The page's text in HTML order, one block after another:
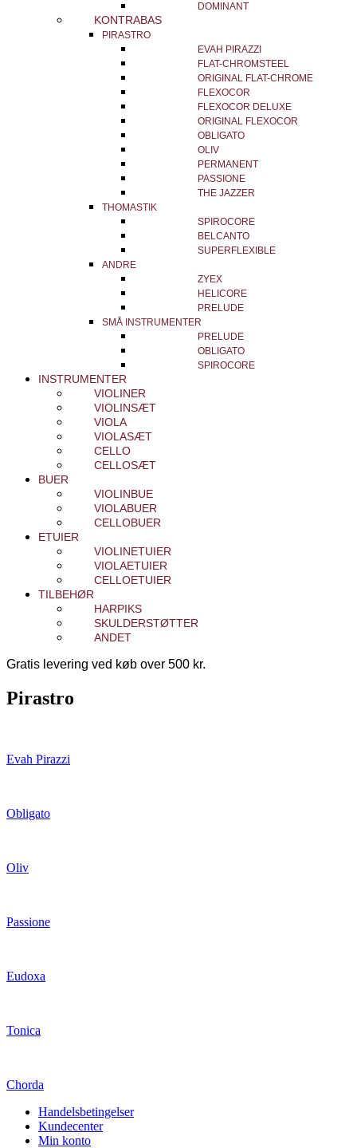
DOMINANT
KONTRABAS
PIRASTRO
EVAH PIRAZZI
FLAT-CHROMSTEEL
ORIGINAL FLAT-CHROME
FLEXOCOR
FLEXOCOR DELUXE
ORIGINAL FLEXOCOR
OBLIGATO
OLIV
PERMANENT
PASSIONE
THE JAZZER
THOMASTIK
SPIROCORE
BELCANTO
SUPERFLEXIBLE
ANDRE
ZYEX
HELICORE
PRELUDE
SMÅ INSTRUMENTER
PRELUDE
OBLIGATO
SPIROCORE
INSTRUMENTER
VIOLINER
VIOLINSÆT
VIOLA
VIOLASÆT
CELLO
CELLOSÆT
BUER
VIOLINBUE
VIOLABUER
CELLOBUER
ETUIER
VIOLINETUIER
VIOLAETUIER
CELLOETUIER
TILBEHØR
HARPIKS
SKULDERSTØTTER
ANDET
Gratis levering ved køb over 500 kr.
Pirastro
Evah Pirazzi
Obligato
Oliv
Passione
Eudoxa
Tonica
Chorda
Handelsbetingelser
Kundecenter
Min konto